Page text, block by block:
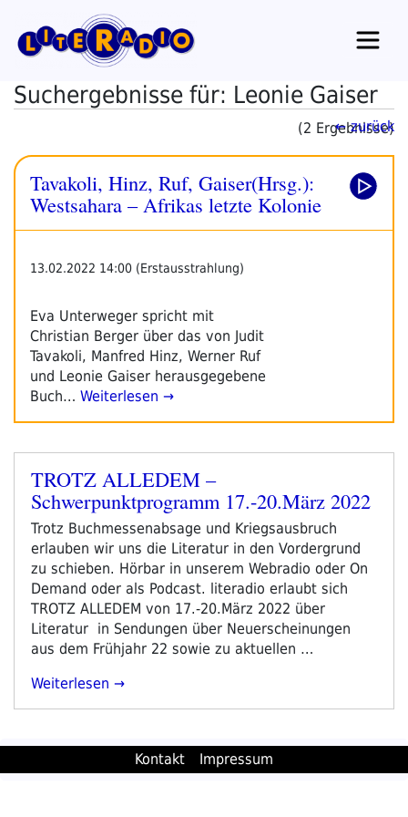
Inhalt
springen
Suchergebnisse für: Leonie Gaiser
(2 Ergebnisse)
← zurück
Tavakoli, Hinz, Ruf, Gaiser(Hrsg.):
Westsahara – Afrikas letzte Kolonie
13.02.2022 14:00 (Erstausstrahlung)
Eva Unterweger spricht mit
Christian Berger über das von Judit
Tavakoli, Manfred Hinz, Werner Ruf
und Leonie Gaiser herausgegebene
Buch… Weiterlesen →
Veröffentlicht
am
TROTZ ALLEDEM –
Schwerpunktprogramm 17.-20.März 2022
Trotz Buchmessenabsage und Kriegsausbruch
erlauben wir uns die Literatur in den Vordergrund
zu schieben. Hörbar in unserem Webradio oder On
Demand oder als Podcast. literadio erlaubt sich
TROTZ ALLEDEM von 17.-20.März 2022 über
Literatur in Sendungen über Neuerscheinungen
aus dem Frühjahr 22 sowie zu aktuellen …
„TROTZ
Schwerpunktprogramm
Weiterlesen
Kontakt Impressum